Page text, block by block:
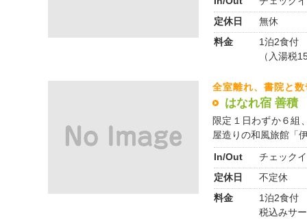
定休日
無休
料金
1泊2食付
（入湯税
全室離れ、書院と
はなれ宿 善積
限定１日わずか６組
屋造りの和風旅館「
In/Out
チェック
定休日
不定休
料金
1泊2食付
税込みサ